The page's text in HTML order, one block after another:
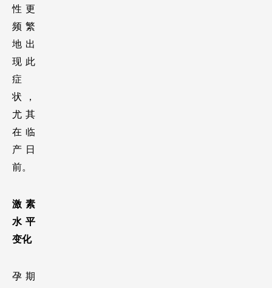
性更
频繁
地出
现此
症
状，
尤其
在临
产日
前。
激素
水平
变化
孕期